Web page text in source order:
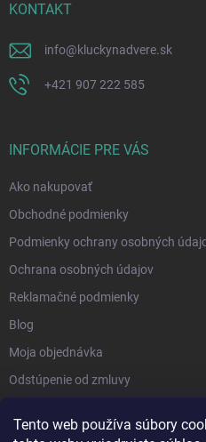
Tento web používa súbory
KONTAKT
info@kluckynadvere.sk
+421 907 222 585
INFORMÁCIE PRE VÁS
Ako nakupovať
Obchodné podmienky
Podmienky ochrany osobných
Ochrana osobných údajov
Reklamačné podmienky
Blog
Moja objednávka
Odstúpenie od zmluvy